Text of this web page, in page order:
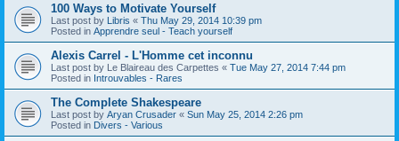
100 Ways to Motivate Yourself
Last post by Libris « Thu May 29, 2014 10:39 pm
Posted in Apprendre seul - Teach yourself
Alexis Carrel - L'Homme cet inconnu
Last post by Le Blaireau des Carpettes « Tue May 27, 2014 7:44 pm
Posted in Introuvables - Rares
The Complete Shakespeare
Last post by Aryan Crusader « Sun May 25, 2014 2:26 pm
Posted in Divers - Various